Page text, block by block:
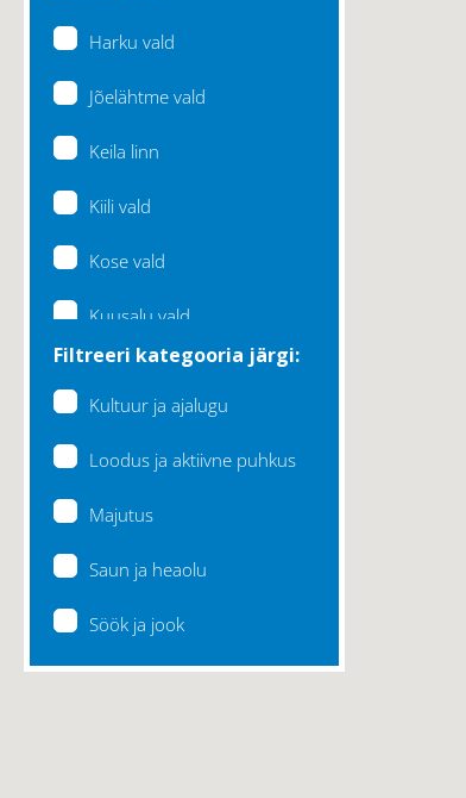
Harku vald
Jõelähtme vald
Keila linn
Kiili vald
Kose vald
Kuusalu vald
Lääne-Harju vald
Filtreeri kategooria järgi:
Kultuur ja ajalugu
Loodus ja aktiivne puhkus
Majutus
Saun ja heaolu
Söök ja jook